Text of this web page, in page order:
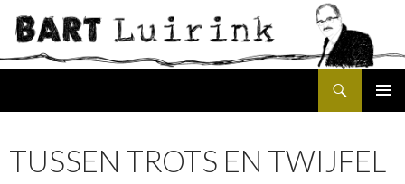
TUSSEN TROTS EN TWIJFEL